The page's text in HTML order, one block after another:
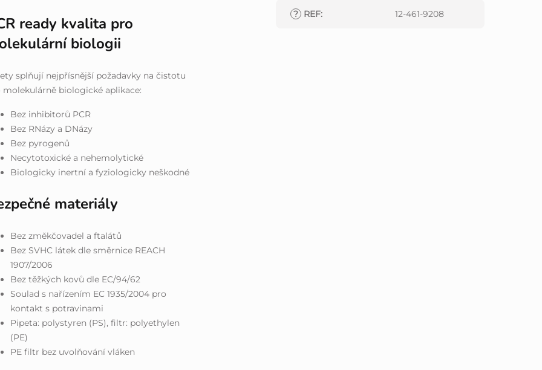
ready kvalita pro
biologii
splňují nejpřísnější požadavky na čistotu
molekulárně biologické aplikace:
Bez inhibitorů PCR
Bez RNázy a DNázy
Bez pyrogenů
Necytotoxické a nehemolytické
Biologicky inertní a fyziologicky neškodné
materiály
Bez změkčovadel a ftalátů
Bez SVHC látek dle směrnice REACH
1907/2006
Bez těžkých kovů dle EC/94/62
Soulad s nařízením EC 1935/2004 pro
kontakt s potravinami
Pipeta: polystyren (PS), filtr: polyethylen
(PE)
PE filtr bez uvolňování vláken
? REF: 12-461-9208